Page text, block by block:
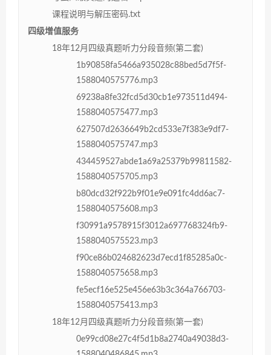
课程说明与解压密码.txt
四级增值服务
18年12月四级真题听力分段音频(第二套)
1b90858fa5466a935028c88bed5d7f5f-
1588040575776.mp3
69238a8fe32fcd5d30cb1e973511d494-
1588040575477.mp3
627507d2636649b2cd533e7f383e9df7-
1588040575747.mp3
434459527abde1a69a25379b99811582-
1588040575705.mp3
b80dcd32f922b9f01e9e091fc4dd6ac7-
1588040575608.mp3
f30991a9578915f3012a697768324fb9-
1588040575523.mp3
f90ce86b024682623d7ecd1f85285a0c-
1588040575658.mp3
fe5ecf16e525e456e63b3c364a766703-
1588040575413.mp3
18年12月四级真题听力分段音频(第一套)
0e99cd08e27c4f5d1b8a2740a49038d3-